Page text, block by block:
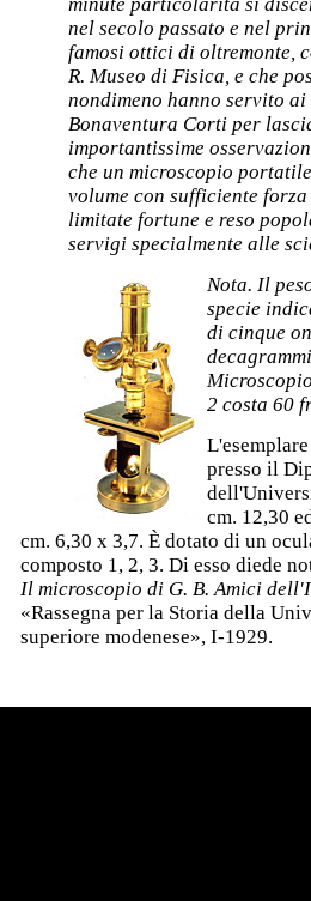
nel secolo passato e nel
famosi ottici di oltremonte,
R. Museo di Fisica, e che
nondimeno hanno servito
Bonaventura Corti per
importantissime
che un microscopio
volume con sufficiente
limitate fortune e reso
servigi specialmente alle
Nota. Il
specie
di cinque
2 costa 60
presso il
cm. 12,30
cm. 6,30 x 3,7. È dotato di un
composto 1, 2, 3. Di esso diede
Il microscopio di G. B. Amici
«Rassegna per la Storia della
superiore modenese», I-1929.